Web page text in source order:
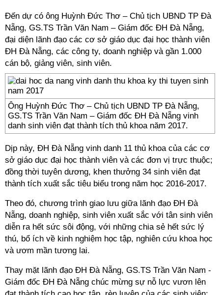
Đến dự có ông Huỳnh Đức Thơ – Chủ tịch UBND TP Đà
Nẵng, GS.TS Trần Văn Nam – Giám đốc ĐH Đà Nẵng,
đại diện lãnh đạo các cơ sở giáo dục đại học thành viên
ĐH Đà Nẵng, các công ty, doanh nghiệp và gần 1.000
cán bộ, giảng viên, sinh viên.
Ông Huỳnh Đức Thơ – Chủ tịch UBND TP Đà Nẵng,
GS.TS Trần Văn Nam – Giám đốc ĐH Đà Nẵng vinh
danh sinh viên đạt thành tích thủ khoa năm 2017.
Dịp này, ĐH Đà Nẵng vinh danh 11 thủ khoa của các cơ
sở giáo dục đại học thành viên và các đơn vị trực thuộc;
đồng thời tuyên dương, khen thưởng 34 sinh viên đạt
thành tích xuất sắc tiêu biểu trong năm học 2016-2017.
Theo đó, chương trình giao lưu giữa lãnh đạo ĐH Đà
Nẵng, doanh nghiệp, sinh viên xuất sắc với tân sinh viên
diễn ra hết sức sôi động, với những chia sẻ hết sức lý
thú, bổ ích về kinh nghiệm học tập, nghiên cứu khoa học
và ươm mần tương lai.
Thay mặt lãnh đạo ĐH Đà Nẵng, GS.TS Trần Văn Nam -
Giám đốc ĐH Đà Nẵng chúc mừng sự nỗ lực vươn lên